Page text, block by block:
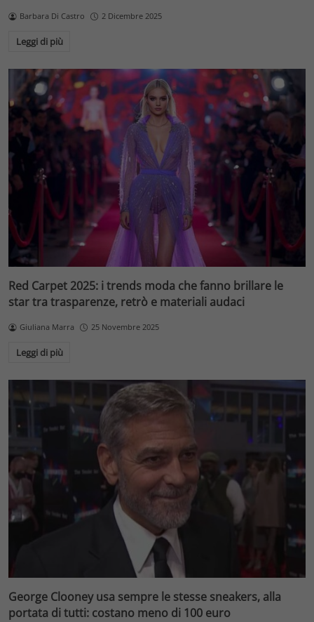
Barbara Di Castro 2 Dicembre 2025
Leggi di più
Red Carpet 2025: i trends moda che fanno brillare le
star tra trasparenze, retrò e materiali audaci
Giuliana Marra 25 Novembre 2025
Leggi di più
George Clooney usa sempre le stesse sneakers, alla
portata di tutti: costano meno di 100 euro